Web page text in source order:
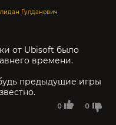
Гулданович
0 0
от Ubisoft было
времени.
предыдущие игры